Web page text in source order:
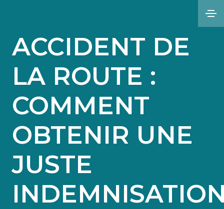
ACCIDENT DE
LA ROUTE :
COMMENT
OBTENIR UNE
JUSTE